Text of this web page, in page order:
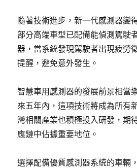
隨著技術進步，新一代感測器變
部分高端車型已配備能偵測駕駛
器，當系統發現駕駛者出現疲勞
提醒，避免意外發生。
智慧車用感測器的發展前景相當
來五年內，這項技術將成為所有
灣相關產業也積極投入研發，期
應鏈中佔據重要地位。
選擇配備優質感測器系統的車輛